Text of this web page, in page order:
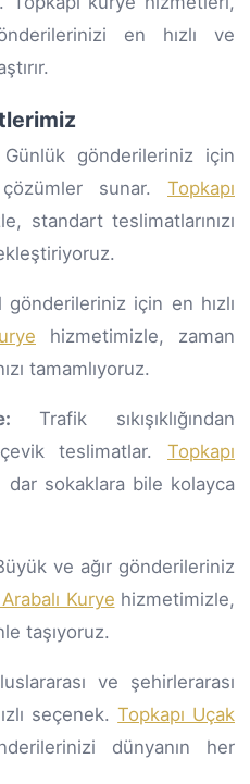
en hızlı ve
Günlük gönderileriniz için
sunar. Topkapı
standart teslimatlarınızı
gönderileriniz için en hızlı
hizmetimizle, zaman
tamamlıyoruz.
Trafik sıkışıklığından
teslimatlar. Topkapı
dar sokaklara bile kolayca
ve ağır gönderileriniz
Kurye hizmetimizle,
taşıyoruz.
ve şehirlerarası
seçenek.Topkapı Uçak
dünyanın her